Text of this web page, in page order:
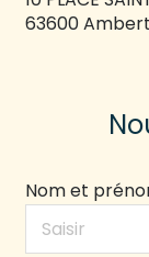
63600 Ambert
Nom et